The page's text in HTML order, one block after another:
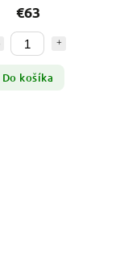
€63
Do košíka